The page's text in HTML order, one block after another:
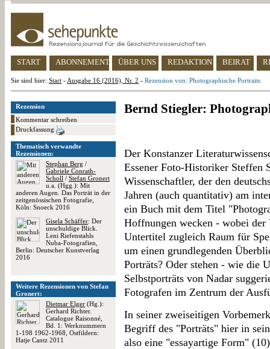
START ABONNEMENT ÜBER UNS REDAKTION BEIRAT
Sie sind hier: Start - Ausgabe 16 (2016), Nr. 2 - Rezension von: Photographische Portraits
Rezension
Kommentar schreiben
Druckfassung
Thematisch verwandte
Rezensionen:
Stephan Berg /
Gabriele Conrath-
Scholl / Stefan Gronert
u.a. (Hgg.): Mit
anderen Augen. Das Porträt in der
zeitgenössischen Fotografie,
Köln: Snoeck 2016
Gisela Schäffer: Der
unschuldige Blick.
Leni Riefenstahls
Nuba-Fotografien,
Berlin: Deutscher Kunstverlag
2016
Weitere Rezensionen von Stefan
Gronert:
Dietmar Elger (Hg.):
Gerhard Richter.
Catalogue Raisonné,
Bd. 1: Werknummern
1-198 1962-1968, Ostfildern:
Hatje Cantz 2011
Bernd Stiegler:
Der Konstanzer
Essener Foto-Historiker Steffen
Wissenschaftler, der den
Jahren (auch quantitativ) am
ein Buch mit dem Titel
Hoffnungen wecken - wobei der
Untertitel zugleich Raum für
um einen grundlegenden
Porträts? Oder stehen - wie die
Selbstporträts von Nadar
Fotografen im Zentrum der
In seiner zweiseitigen
Begriff des "Porträts" hier in
also eine "essayartige Form"